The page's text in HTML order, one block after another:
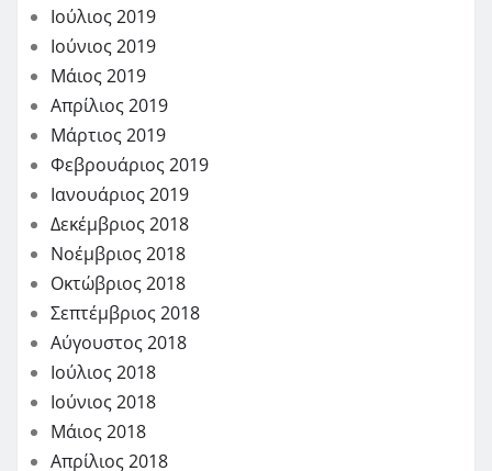
Ιούλιος 2019
Ιούνιος 2019
Μάιος 2019
Απρίλιος 2019
Μάρτιος 2019
Φεβρουάριος 2019
Ιανουάριος 2019
Δεκέμβριος 2018
Νοέμβριος 2018
Οκτώβριος 2018
Σεπτέμβριος 2018
Αύγουστος 2018
Ιούλιος 2018
Ιούνιος 2018
Μάιος 2018
Απρίλιος 2018